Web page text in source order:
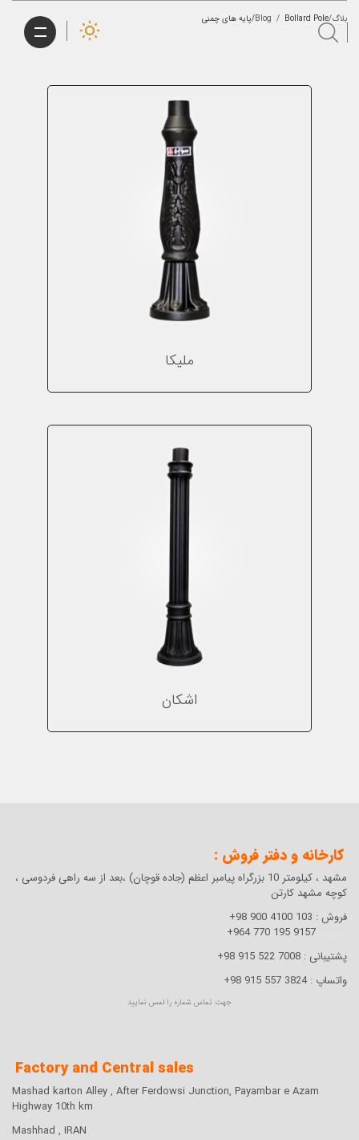
بلاگ/Blog / Bollard Pole/پایه های چمنی
ملیکا
اشکان
کارخانه و دفتر فروش :
مشهد ، کیلومتر 10 بزرگراه پیامبر اعظم (جاده قوچان) ،بعد از سه راهی فردوسی ،
کوچه مشهد کارتن
فروش : 103 4100 900 98+
9157 195 770 964+
پشتیبانی : 7008 522 915 98+
واتساپ :3824 557 915 98+
جهت تماس شماره را لمس نمایید
Factory and Central sales
Mashad karton Alley , After Ferdowsi Junction, Payambar e Azam
Highway 10th km
Mashhad , IRAN